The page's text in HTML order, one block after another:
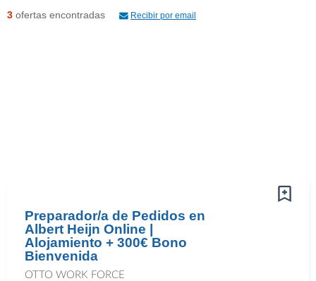
3 ofertas encontradas Recibir por email
Preparador/a de Pedidos en
Albert Heijn Online |
Alojamiento + 300€ Bono
Bienvenida
OTTO WORK FORCE